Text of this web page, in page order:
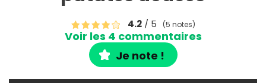
4.2/ 5 (5 notes)
Voir les 4 commentaires
Je note !